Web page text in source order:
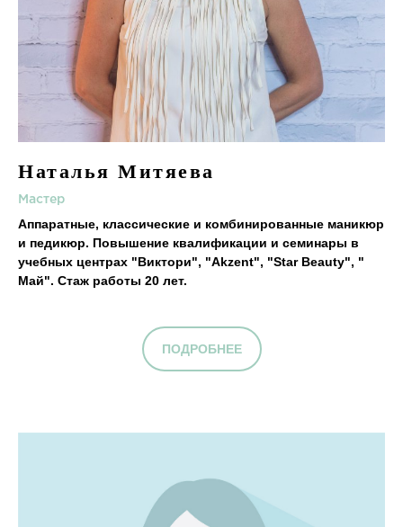
Наталья Митяева
Мастер
Аппаратные, классические и комбинированные маникюр
и педикюр. Повышение квалификации и семинары в
учебных центрах "Виктори", "Akzent", "Star Beauty", "
Май". Стаж работы 20 лет.
ПОДРОБНЕЕ